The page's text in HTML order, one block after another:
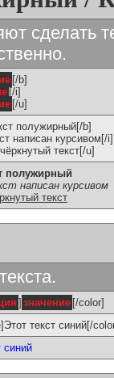
сделать
[/b]
[/i]
[/u]
полужирный[/b]
написан курсивом[/i]
текст[/u]
полужирный
написан курсивом
текст
] значение [/color]
текст синий[/
синий